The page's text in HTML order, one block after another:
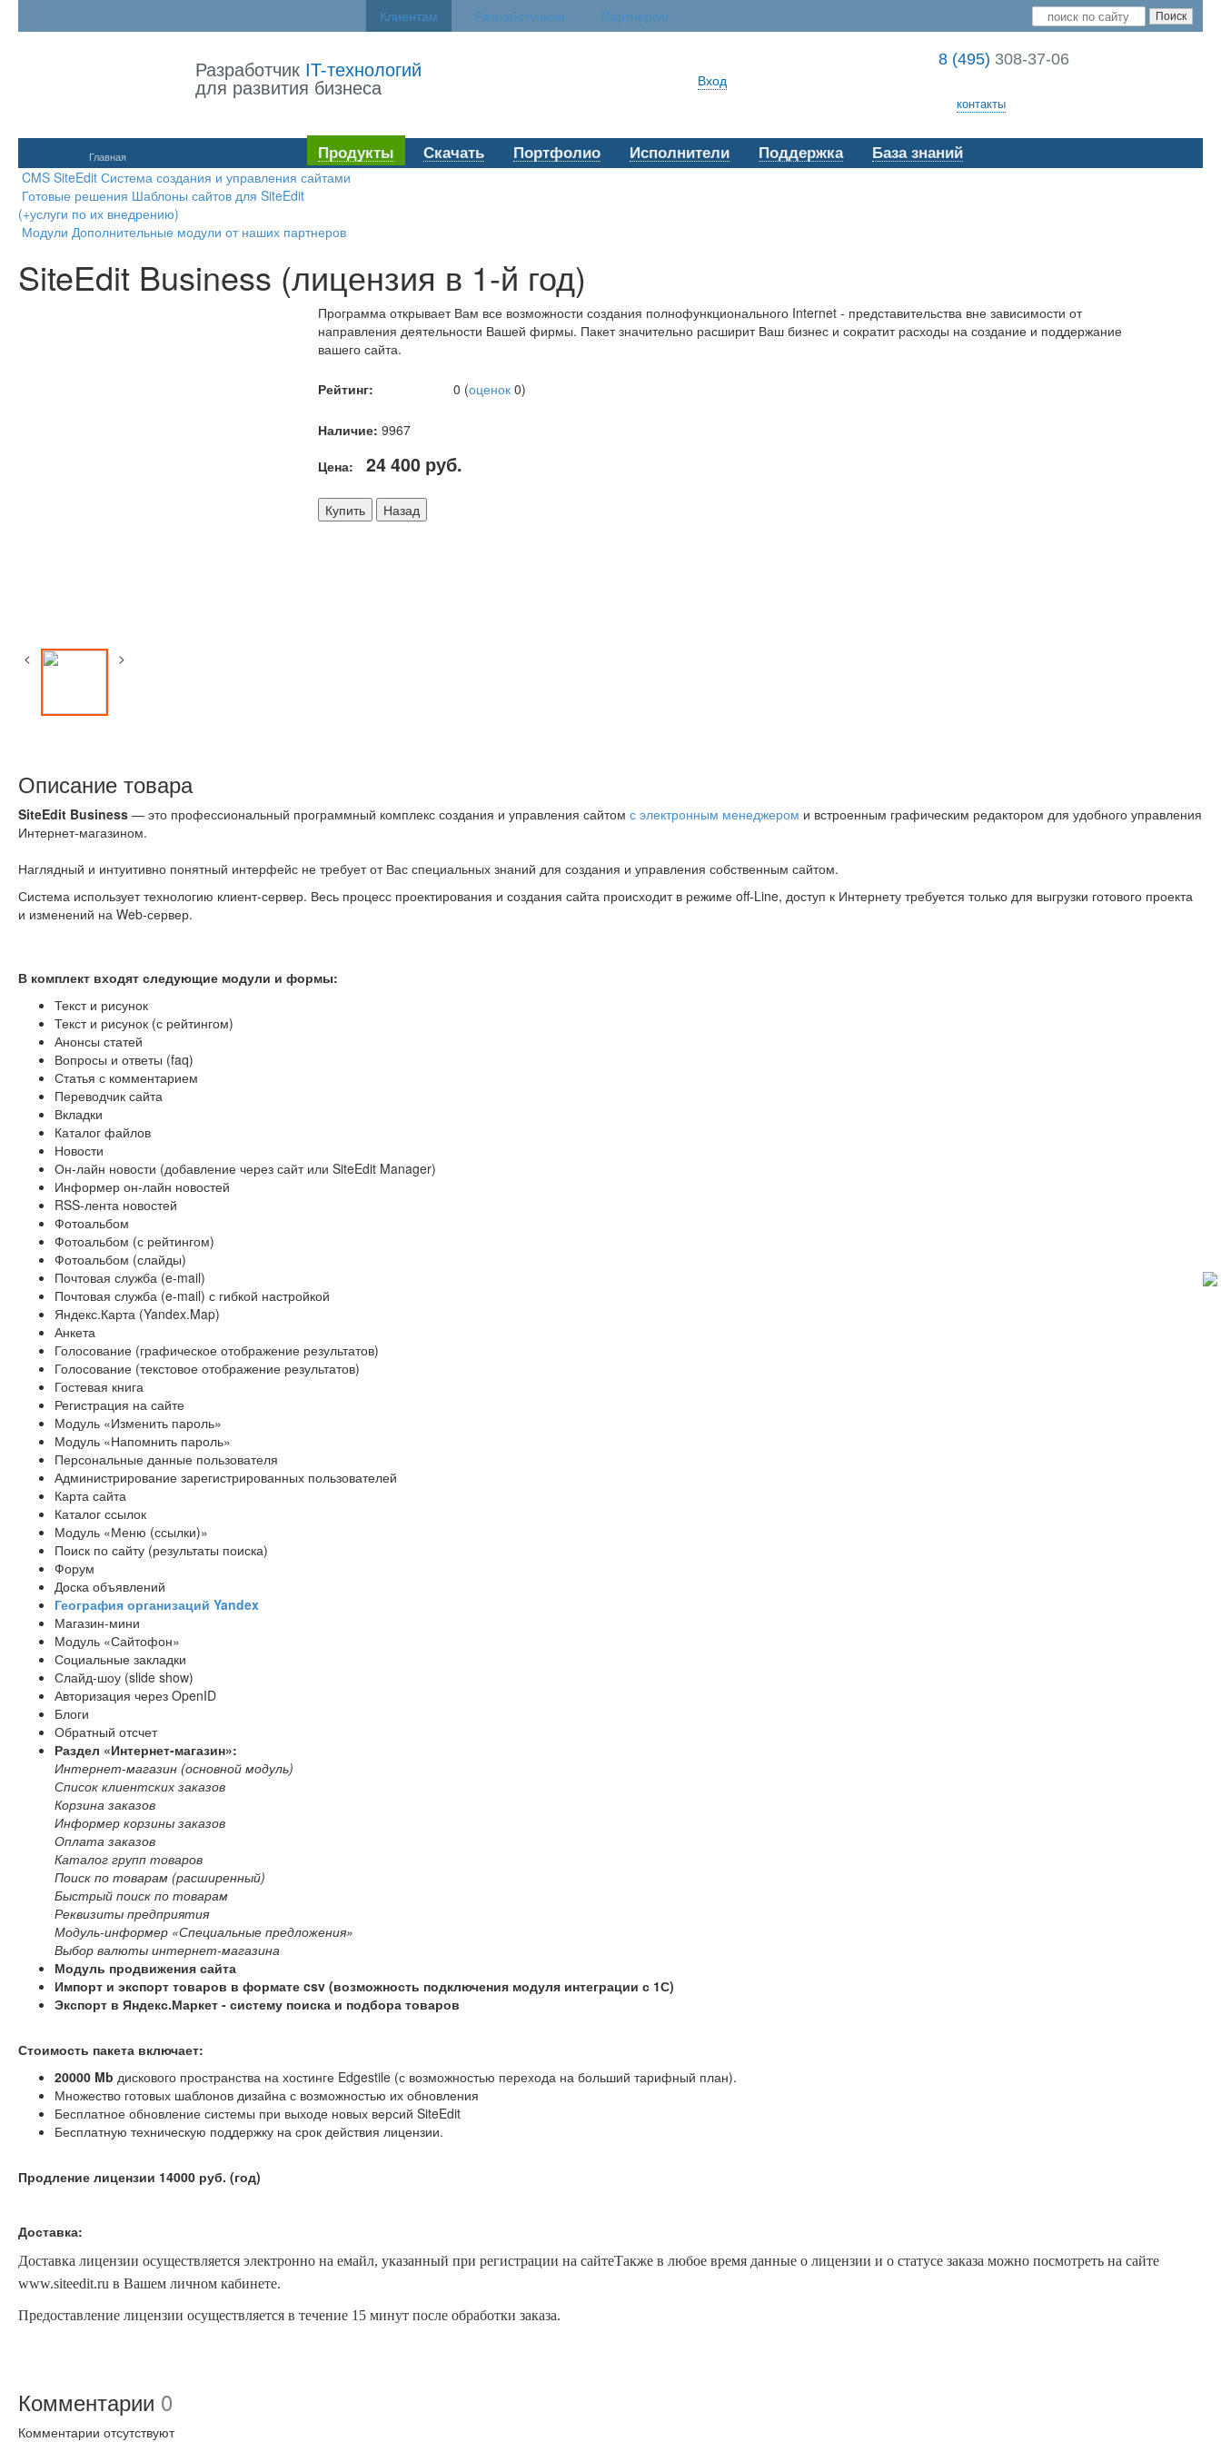
Клиентам Разработчикам Партнерам
Разработчик IT-технологий
для развития бизнеса
Вход
8 (495) 308-37-06
контакты
Главная Продукты Скачать Портфолио Исполнители Поддержка База знаний
CMS SiteEdit Система создания и управления сайтами
Готовые решения Шаблоны сайтов для SiteEdit
(+услуги по их внедрению)
Модули Дополнительные модули от наших партнеров
SiteEdit Business (лицензия в 1-й год)
Программа открывает Вам все возможности создания полнофункционального Internet - представительства вне зависимости от
направления деятельности Вашей фирмы. Пакет значительно расширит Ваш бизнес и сократит расходы на создание и поддержание
вашего сайта.
Рейтинг: 0 (оценок 0)
Наличие: 9967
Цена:
24 400 руб.
Купить Назад
< >
Описание товара
SiteEdit Business — это профессиональный программный комплекс создания и управления сайтом с электронным менеджером и встроенным графическим редактором для удобного управления
Интернет-магазином.
Наглядный и интуитивно понятный интерфейс не требует от Вас специальных знаний для создания и управления собственным сайтом.
Система использует технологию клиент-сервер. Весь процесс проектирования и создания сайта происходит в режиме off-Line, доступ к Интернету требуется только для выгрузки готового проекта
и изменений на Web-сервер.
В комплект входят следующие модули и формы:
Текст и рисунок
Текст и рисунок (с рейтингом)
Анонсы статей
Вопросы и ответы (faq)
Статья с комментарием
Переводчик сайта
Вкладки
Каталог файлов
Новости
Он-лайн новости (добавление через сайт или SiteEdit Manager)
Информер он-лайн новостей
RSS-лента новостей
Фотоальбом
Фотоальбом (с рейтингом)
Фотоальбом (слайды)
Почтовая служба (e-mail)
Почтовая служба (e-mail) с гибкой настройкой
Яндекс.Карта (Yandex.Map)
Анкета
Голосование (графическое отображение результатов)
Голосование (текстовое отображение результатов)
Гостевая книга
Регистрация на сайте
Модуль «Изменить пароль»
Модуль «Напомнить пароль»
Персональные данные пользователя
Администрирование зарегистрированных пользователей
Карта сайта
Каталог ссылок
Модуль «Меню (ссылки)»
Поиск по сайту (результаты поиска)
Форум
Доска объявлений
География организаций Yandex
Магазин-мини
Модуль «Сайтофон»
Социальные закладки
Слайд-шоу (slide show)
Авторизация через OpenID
Блоги
Обратный отсчет
Раздел «Интернет-магазин»:
Интернет-магазин (основной модуль)
Список клиентских заказов
Корзина заказов
Информер корзины заказов
Оплата заказов
Каталог групп товаров
Поиск по товарам (расширенный)
Быстрый поиск по товарам
Реквизиты предприятия
Модуль-информер «Специальные предложения»
Выбор валюты интернет-магазина
Модуль продвижения сайта
Импорт и экспорт товаров в формате csv (возможность подключения модуля интеграции с 1С)
Экспорт в Яндекс.Маркет - систему поиска и подбора товаров
Стоимость пакета включает:
20000 Mb дискового пространства на хостинге Edgestile (с возможностью перехода на больший тарифный план).
Множество готовых шаблонов дизайна с возможностью их обновления
Бесплатное обновление системы при выходе новых версий SiteEdit
Бесплатную техническую поддержку на срок действия лицензии.
Продление лицензии 14000 руб. (год)
Доставка:
Доставка лицензии осуществляется электронно на емайл, указанный при регистрации на сайтеТакже в любое время данные о лицензии и о статусе заказа можно посмотреть на сайте
www.siteedit.ru в Вашем личном кабинете.
Предоставление лицензии осуществляется в течение 15 минут после обработки заказа.
Комментарии 0
Комментарии отсутствуют